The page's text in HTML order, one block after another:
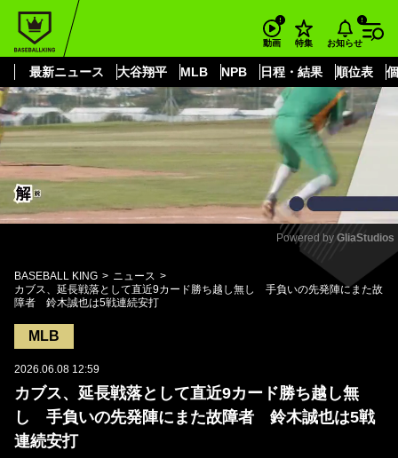
動画 特集 お知らせ
最新ニュース 大谷翔平 MLB NPB 日程・結果 順位表
もっと見る
Mute
Powered by GliaStudios
BASEBALL KING
ニュース
カブス、延長戦落として直近9カード勝ち越し無し 手負いの先発陣にまた故
障者 鈴木誠也は5戦連続安打
MLB
2026.06.08 12:59
カブス、延長戦落として直近9カード勝ち越し無
し 手負いの先発陣にまた故障者 鈴木誠也は5戦
連続安打